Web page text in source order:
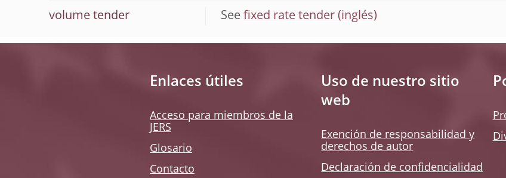
volume tender Seefixed rate tender
Enlaces útiles
Acceso para miembros de la
JERS
Glosario
Contacto
Uso de nuestro sitio
web
Exención de responsabilidad y
derechos de autor
Declaración de confidencialidad